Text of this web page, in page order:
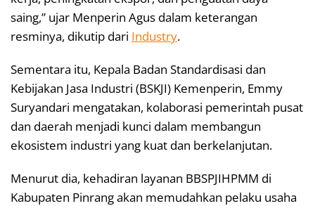
saing,” ujar Menperin Agus dalam keterangan
resminya, dikutip dari Industry.
Sementara itu, Kepala Badan Standardisasi dan
Kebijakan Jasa Industri (BSKJI) Kemenperin, Emmy
Suryandari mengatakan, kolaborasi pemerintah pusat
dan daerah menjadi kunci dalam membangun
ekosistem industri yang kuat dan berkelanjutan.
Menurut dia, kehadiran layanan BBSPJIHPMM di
Kabupaten Pinrang akan memudahkan pelaku usaha